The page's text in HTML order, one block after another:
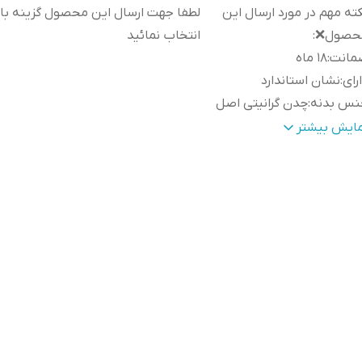
مهم در مورد ارسال این
:
لطفا جهت ارسال این محصول گزینه
انتخاب نمائید
:۱۸ ماه
:نشان استاندارد
بدنه:چدن گرانیتی اصل
برای:جهیزیهبیشتر